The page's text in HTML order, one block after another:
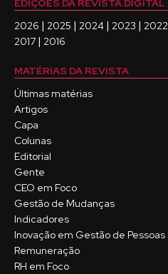
EDIÇÕES DA REVISTA DIGITAL
2026 | 2025 | 2024 | 2023 | 2022
2017 | 2016
MATÉRIAS DA REVISTA
Últimas matérias
Artigos
Capa
Colunas
Editorial
Gente
CEO em Foco
Gestão de Mudanças
Indicadores
Inovação em Gestão de Pessoas
Remuneração
RH em Foco